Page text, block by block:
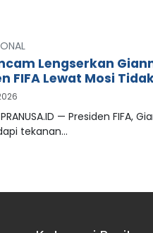
Lengserkan
FIFA Lewat Mosi
PRANUSA.ID — Presiden FIFA,
tekanan…